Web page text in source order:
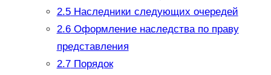
2.5Наследники следующих очередей
2.6Оформление наследства по праву
представления
2.7Порядок